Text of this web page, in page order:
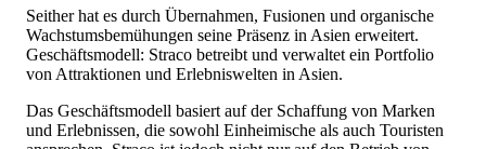
Seither hat es durch Übernahmen, Fusionen und organische
Wachstumsbemühungen seine Präsenz in Asien erweitert.
Geschäftsmodell: Straco betreibt und verwaltet ein Portfolio
von Attraktionen und Erlebniswelten in Asien.
Das Geschäftsmodell basiert auf der Schaffung von Marken
und Erlebnissen, die sowohl Einheimische als auch Touristen